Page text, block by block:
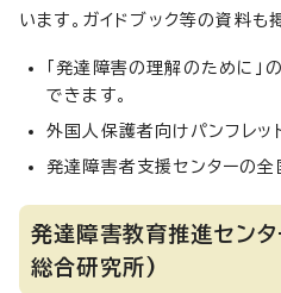
います。ガイドブック等の資料も
「発達障害の理解のために」
できます。
外国人保護者向けパンフレッ
発達障害者支援センターの全
発達障害教育推進セン
総合研究所)